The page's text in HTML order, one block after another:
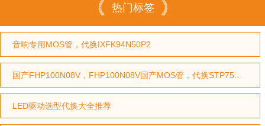
热门标签
音响专用MOS管，代换IXFK94N50P2
LED驱动选型代换大全推荐